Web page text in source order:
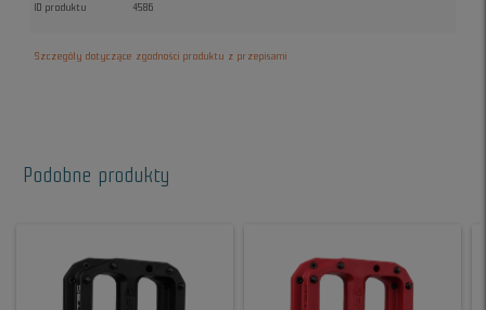
ID produktu 4586
Szczegóły dotyczące zgodności produktu z przepisami
Podobne produkty